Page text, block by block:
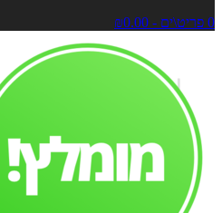
0 פריט\ים - ₪0.00